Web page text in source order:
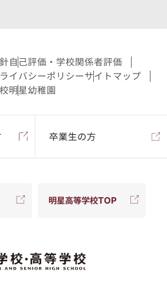
自己評価・学校関係者評価
イバシーポリシーサイトマップ
明星幼稚園
卒業生の方
明星高等学校TOP